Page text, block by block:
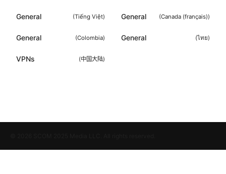
General (Tiếng Việt) General (Canada (français))
General (Colombia) General (ไทย)
VPNs (中国大陆)